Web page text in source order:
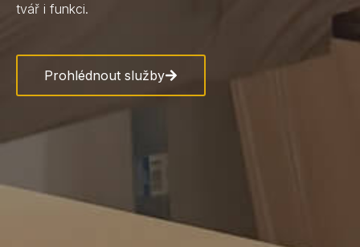
tvář i funkci.
Prohlédnout služby